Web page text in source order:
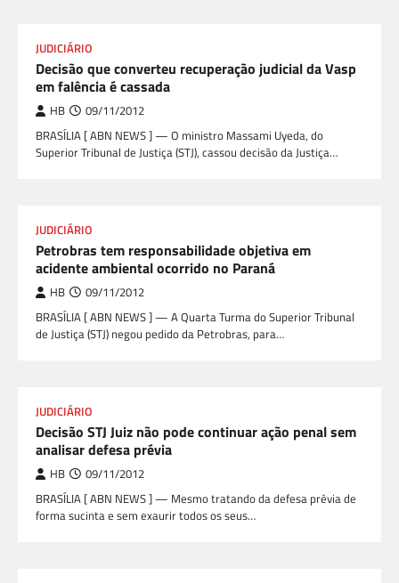
JUDICIÁRIO
Decisão que converteu recuperação judicial da Vasp
em falência é cassada
HB 09/11/2012
BRASÍLIA [ ABN NEWS ] — O ministro Massami Uyeda, do
Superior Tribunal de Justiça (STJ), cassou decisão da Justiça…
JUDICIÁRIO
Petrobras tem responsabilidade objetiva em
acidente ambiental ocorrido no Paraná
HB 09/11/2012
BRASÍLIA [ ABN NEWS ] — A Quarta Turma do Superior Tribunal
de Justiça (STJ) negou pedido da Petrobras, para…
JUDICIÁRIO
Decisão STJ Juiz não pode continuar ação penal sem
analisar defesa prévia
HB 09/11/2012
BRASÍLIA [ ABN NEWS ] — Mesmo tratando da defesa prévia de
forma sucinta e sem exaurir todos os seus…